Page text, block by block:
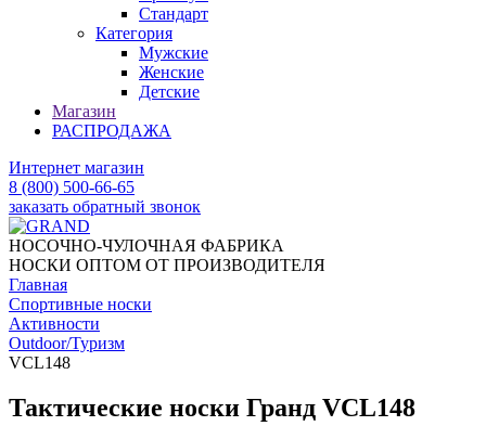
Стандарт
Категория
Мужские
Женские
Детские
Магазин
РАСПРОДАЖА
Интернет магазин
8 (800) 500-66-65
заказать обратный звонок
НОСОЧНО-ЧУЛОЧНАЯ ФАБРИКА
НОСКИ ОПТОМ ОТ ПРОИЗВОДИТЕЛЯ
Главная
Спортивные носки
Активности
Outdoor/Туризм
VCL148
Тактические носки Гранд VCL148